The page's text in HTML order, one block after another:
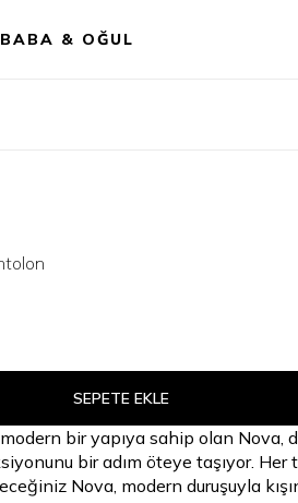
BABA & OĞUL
SEPETE EKLE
bir yapıya sahip olan Nova,
bir adım öteye taşıyor. Her
Nova, modern duruşuyla